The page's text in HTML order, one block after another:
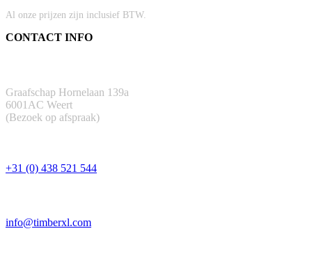
Al onze prijzen zijn inclusief BTW.
CONTACT INFO
Graafschap Hornelaan 139a
6001AC Weert
(Bezoek op afspraak)
+31 (0) 438 521 544
info@timberxl.com